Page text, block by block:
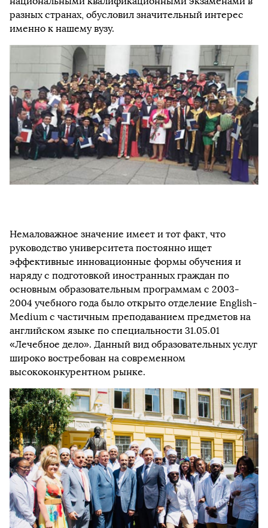
разных странах, обусловил значительный интерес
именно к нашему вузу.
Немаловажное значение имеет и тот факт, что
руководство университета постоянно ищет
эффективные инновационные формы обучения и
наряду с подготовкой иностранных граждан по
основным образовательным программам с 2003-
2004 учебного года было открыто отделение English-
Medium с частичным преподаванием предметов на
английском языке по специальности 31.05.01
«Лечебное дело». Данный вид образовательных услуг
широко востребован на современном
высококонкурентном рынке.